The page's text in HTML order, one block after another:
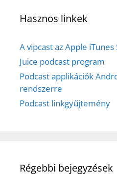
Hasznos linkek
A vipcast az Apple
Juice podcast program
Podcast applikációk
rendszerre
Podcast linkgyűjtemény
Régebbi bejegyzések